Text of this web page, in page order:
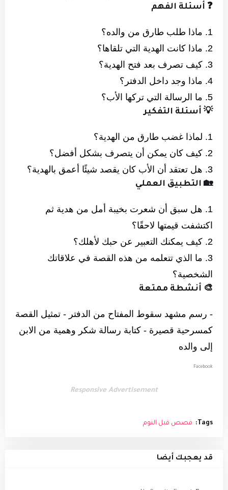
❓ أسئلة الفهم
1. ماذا طلب طارق من والده؟
2. ماذا كانت الهدية التي تلقاها؟
3. كيف تصرف بعد فتح الهدية؟
4. ماذا وجد داخل الدفتر؟
5. ما الرسالة التي تركها الأب؟
💡 أسئلة التفكير
1. لماذا غضب طارق من الهدية؟
2. كيف كان يمكن أن يتصرف بشكل أفضل؟
3. هل تعتقد أن الأب كان يقصد شيئًا أعمق بالهدية؟
🏡 التطبيق العملي
1. هل سبق أن شعرت بخيبة أمل من هدية ثم
اكتشفت قيمتها لاحقًا؟
2. كيف يمكنك التعبير عن حبك لأهلك؟
3. ما الذي تتعلمه من هذه القصة في علاقاتك
الشخصية؟
🎨 أنشطة ممتعة
- رسم مشهد سقوط المفتاح من الدفتر - تمثيل القصة
كمسرحية قصيرة - كتابة رسالة شكر وهمية من الابن
إلى والده
Facebook
Responsive Advertisement
Tags: قصص قبل النوم
قد يعجبك أيضا